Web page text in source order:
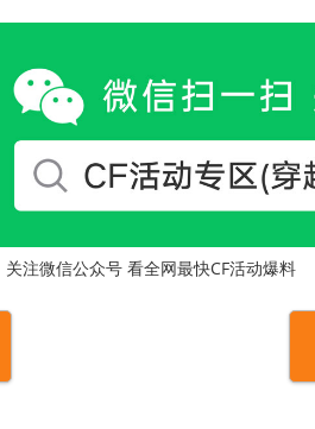
关注微信公众号 看全网最快CF活动爆料